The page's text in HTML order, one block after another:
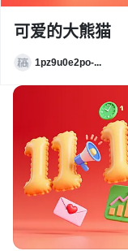
可爱的大熊猫
1pz9u0e2po-...